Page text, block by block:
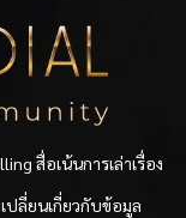
สื่อเน้นการเล่าเรื่อง
ปลี่ยนเกี่ยวกับข้อมูล